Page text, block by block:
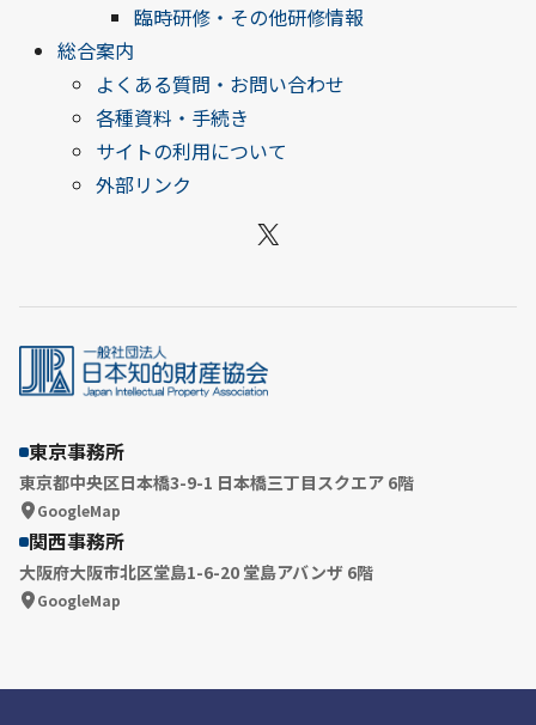
臨時研修・その他研修情報
総合案内
よくある質問・お問い合わせ
各種資料・手続き
サイトの利用について
外部リンク
X
東京事務所
東京都中央区日本橋3-9-1 日本橋三丁目スクエア 6階
GoogleMap
関西事務所
大阪府大阪市北区堂島1-6-20 堂島アバンザ 6階
GoogleMap